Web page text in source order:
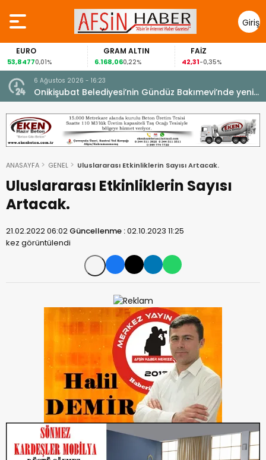
Giriş
Yap
EURO
53,84770,01%
GRAM ALTIN
6.168,060,22%
FAİZ
42,31-0,35%
6 Ağustos 2026 - 16:23
Onikişubat Belediyesi’nin Gündüz Bakımevi’nde yeni
dönemin ön kayıtları başladı.
ANASAYFA GENEL Uluslararası Etkinliklerin Sayısı Artacak.
Uluslararası Etkinliklerin Sayısı
Artacak.
21.02.2022 06:02 Güncellenme :02.10.2023 11:25
kez görüntülendi